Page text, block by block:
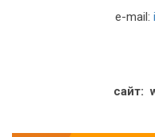
e-mail:
сайт: